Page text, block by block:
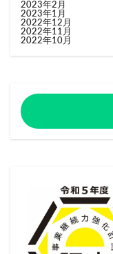
2023年2月
2023年1月
2022年12月
2022年11月
2022年10月